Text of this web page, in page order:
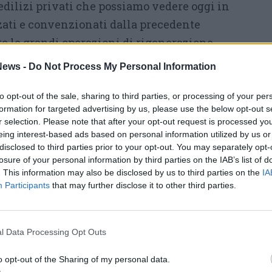
- Do Not Process My Personal Information
opt-out of the sale, sharing to third parties, or processing of your
for targeted advertising by us, please use the below opt-out
selection. Please note that after your opt-out request is processed
interest-based ads based on personal information utilized by us
to third parties prior to your opt-out. You may separately
of your personal information by third parties on the IAB’s list of
This information may also be disclosed by us to third parties on the
Participants that may further disclose it to other third parties.
Data Processing Opt Outs
opt-out of the Sharing of my personal data.
privati che possiamo vedere oggi in
e convenzionati dalla precedente
le grandi operazioni di rigenerazione
con la variante 2.0 del PGT proprio
l’attuazione e tra queste anche l’Ambito 5
tutte le volte che l’Assessore parla
urbana della città di
semplicemente descrivendo quello che è
del Territorio vigente PGT 2.0,
di questa Amministrazione. Ci preoccupa
querelle sul vincolo della Manifattura
o fa finta di non conoscere
Ministero dei Beni Artistici Culturali e